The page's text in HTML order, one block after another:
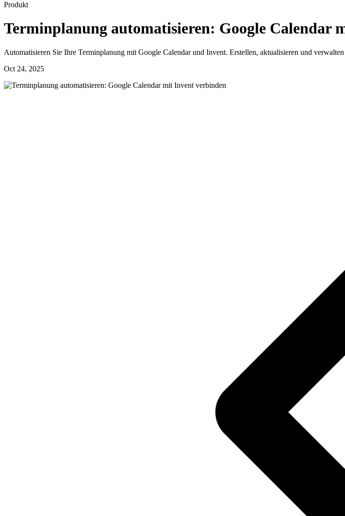
Produkt
Terminplanung automatisieren: Google Calendar
Automatisieren Sie Ihre Terminplanung mit Google Calendar und Invent. Erstellen, aktualisieren und
Oct 24, 2025